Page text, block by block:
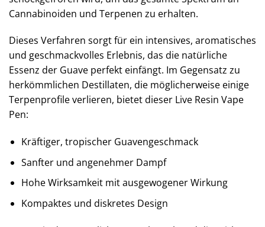
Cannabinoiden und Terpenen zu erhalten.
Dieses Verfahren sorgt für ein intensives, aromatisches
und geschmackvolles Erlebnis, das die natürliche
Essenz der Guave perfekt einfängt. Im Gegensatz zu
herkömmlichen Destillaten, die möglicherweise einige
Terpenprofile verlieren, bietet dieser Live Resin Vape
Pen:
Kräftiger, tropischer Guavengeschmack
Sanfter und angenehmer Dampf
Hohe Wirksamkeit mit ausgewogener Wirkung
Kompaktes und diskretes Design